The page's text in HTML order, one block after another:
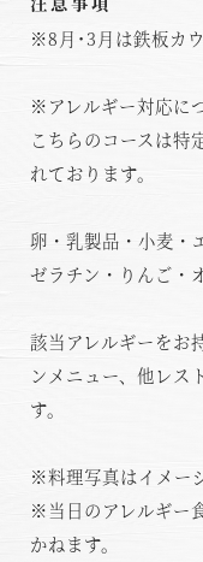
※8月･3月は鉄板カ
※アレルギー対応に
こちらのコースは特
れております。
卵・乳製品・小麦・
ゼラチン・りんご・
該当アレルギーをお
ンメニュー、他レス
す。
※料理写真はイメー
※当日のアレルギー
かねます。